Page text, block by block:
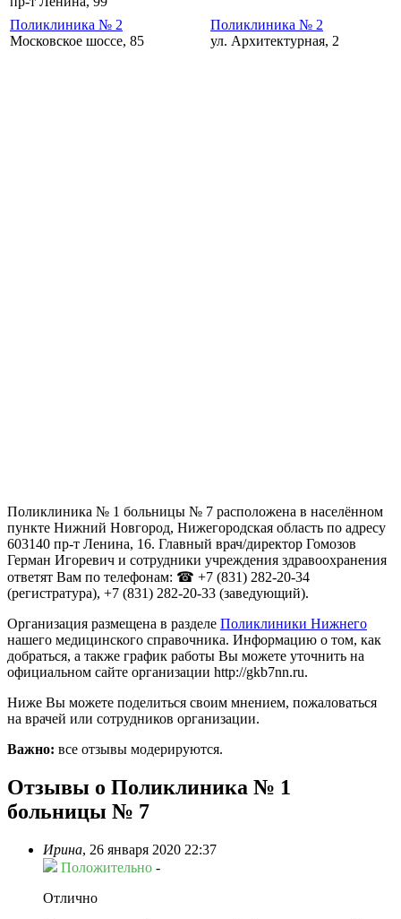
Поликлиника № 2
Московское шоссе, 85
Поликлиника № 2
ул. Архитектурная, 2
Поликлиника № 1 больницы № 7 расположена в населённом
пункте Нижний Новгород, Нижегородская область по адресу
603140 пр-т Ленина, 16. Главный врач/директор Гомозов
Герман Игоревич и сотрудники учреждения здравоохранения
ответят Вам по телефонам: ☎ +7 (831) 282-20-34
(регистратура), +7 (831) 282-20-33 (заведующий).
Организация размещена в разделе Поликлиники Нижнего
нашего медицинского справочника. Информацию о том, как
добраться, а также график работы Вы можете уточнить на
официальном сайте организации http://gkb7nn.ru.
Ниже Вы можете поделиться своим мнением, пожаловаться
на врачей или сотрудников организации.
Важно: все отзывы модерируются.
Отзывы о Поликлиника № 1
больницы № 7
Ирина, 26 января 2020 22:37
Положительно -
Отлично